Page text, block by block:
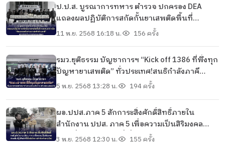
ป.ป.ส. บูรณาการทหาร ตำรวจ ปกครอง DEA
แถลงผลปฏิบัติการสกัดกั้นยาเสพติดพื้นที่
ชายแดนภาคเหนือ “ตัดวงจรเครือข่ายยาเสพติด
11 พ.ย. 2568 16:18 น. 156 ครั้ง
รมว.ยุติธรรม บัญชาการฯ “Kick off 1386 ที่พึ่งทุก
ปัญหายาเสพติด” ทั่วประเทศ!สนธิกำลังภาคี
ปราบปรามเด็ดขาด สร้างสังคมปลอดภัย
5 พ.ย. 2568 13:28 น. 194 ครั้ง
ผอ.ปปส.ภาค 5 สักการะสิ่งศักดิ์สิทธิ์ภายใน
สำนักงาน ปปส. ภาค 5 เพื่อความเป็นสิริมงคล
ก่อนเริ่มปฏิบัติหน้าที่เนื่องในโอกาสเข้ารับ
3 พ.ย. 2568 12:30 น. 155 ครั้ง